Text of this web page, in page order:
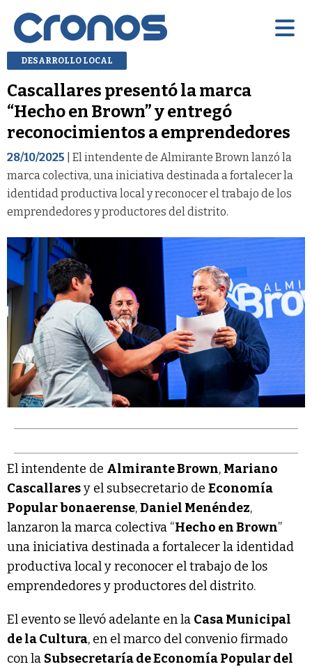
DESARROLLO LOCAL
Cascallares presentó la marca
“Hecho en Brown” y entregó
reconocimientos a emprendedores
28/10/2025 | El intendente de Almirante Brown lanzó la
marca colectiva, una iniciativa destinada a fortalecer la
identidad productiva local y reconocer el trabajo de los
emprendedores y productores del distrito.
El intendente de Almirante Brown, Mariano
Cascallaresy el subsecretario de Economía
Popular bonaerense,Daniel Menéndez,
lanzaron la marca colectiva “Hecho en Brown”
una iniciativa destinada a fortalecer la identidad
productiva local y reconocer el trabajo de los
emprendedores y productores del distrito.
El evento se llevó adelante en la Casa Municipal
de la Cultura, en el marco del convenio firmado
con la Subsecretaría de Economía Popular del